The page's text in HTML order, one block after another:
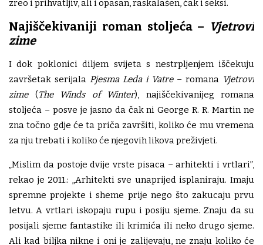
zreo i prihvatljiv, ali i opasan, raskalašen, čak i seksi.
Najiščekivaniji roman stoljeća – Vjetrovi
zime
I dok poklonici diljem svijeta s nestrpljenjem iščekuju
završetak serijala Pjesma Leda i Vatre– romana Vjetrovi
zime (The Winds of Winter), najiščekivanijeg romana
stoljeća – posve je jasno da čak ni George R. R. Martin ne
zna točno gdje će ta priča završiti, koliko će mu vremena
za nju trebati i koliko će njegovih likova preživjeti.
„Mislim da postoje dvije vrste pisaca – arhitekti i vrtlari”,
rekao je 2011.: „Arhitekti sve unaprijed isplaniraju. Imaju
spremne projekte i sheme prije nego što zakucaju prvu
letvu. A vrtlari iskopaju rupu i posiju sjeme. Znaju da su
posijali sjeme fantastike ili krimića ili neko drugo sjeme.
Ali kad biljka nikne i oni je zalijevaju, ne znaju koliko će